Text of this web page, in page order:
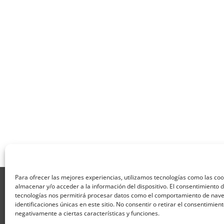
Para ofrecer las mejores experiencias, utilizamos tecnologías como las
almacenar y/o acceder a la información del dispositivo. El consentimiento
tecnologías nos permitirá procesar datos como el comportamiento de
identificaciones únicas en este sitio. No consentir o retirar el
negativamente a ciertas características y funciones.
Aviso Legal Política de Privacidad
Formulario de Datos necesarios para alta
Formulario de responsabilidad de APPCC
Encuesta
Contacto Centros